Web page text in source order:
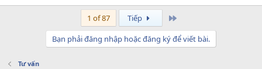
1 of 87 Tiếp
Bạn phải đăng nhập hoặc đăng ký để viết bài.
Tư vấn